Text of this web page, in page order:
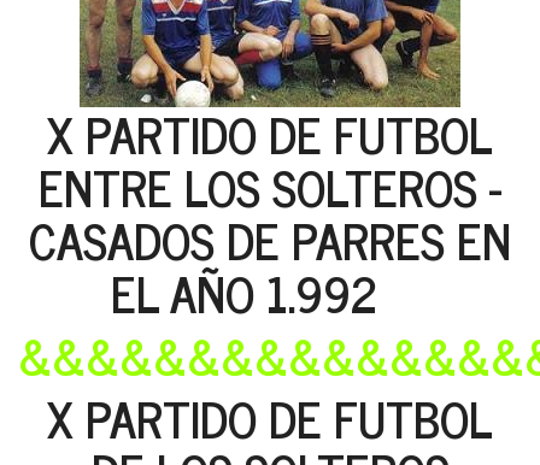
X PARTIDO DE FUTBOL
ENTRE LOS SOLTEROS -
CASADOS DE PARRES EN
EL AÑO 1.992
X PARTIDO DE FUTBOL